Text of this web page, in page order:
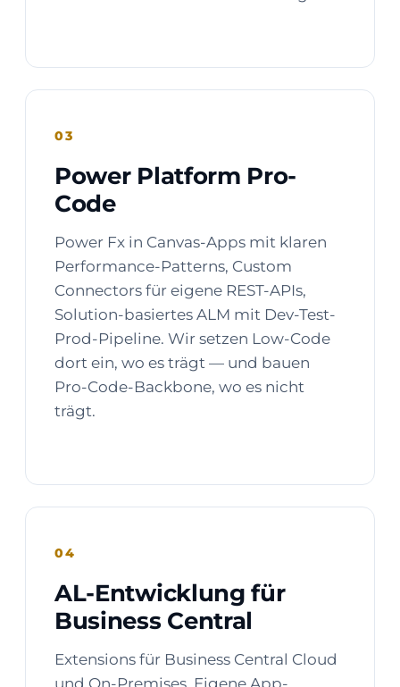
03
Power Platform Pro-
Code
Power Fx in Canvas-Apps mit klaren
Performance-Patterns, Custom
Connectors für eigene REST-APIs,
Solution-basiertes ALM mit Dev-Test-
Prod-Pipeline. Wir setzen Low-Code
dort ein, wo es trägt — und bauen
Pro-Code-Backbone, wo es nicht
trägt.
04
AL-Entwicklung für
Business Central
Extensions für Business Central Cloud
und On-Premises. Eigene App-